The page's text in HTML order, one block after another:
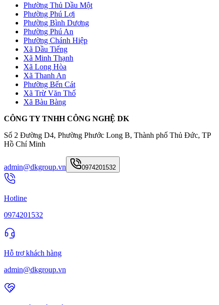
Phường Thủ Dầu Một
Phường Phú Lợi
Phường Bình Dương
Phường Phú An
Phường Chánh Hiệp
Xã Dầu Tiếng
Xã Minh Thạnh
Xã Long Hòa
Xã Thanh An
Phường Bến Cát
Xã Trừ Văn Thố
Xã Bàu Bàng
CÔNG TY TNHH CÔNG NGHỆ DK
Số 2 Đường D4, Phường Phước Long B, Thành phố Thủ Đức, TP
Hồ Chí Minh
admin@dkgroup.vn 0974201532
Hotline
0974201532
Hỗ trợ khách hàng
admin@dkgroup.vn